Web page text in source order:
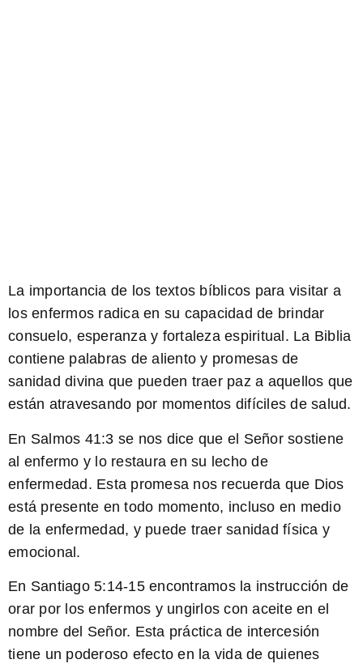
La importancia de los textos bíblicos para visitar a
los enfermos radica en su capacidad de brindar
consuelo, esperanza y fortaleza espiritual. La Biblia
contiene palabras de aliento y promesas de
sanidad divina que pueden traer paz a aquellos que
están atravesando por momentos difíciles de salud.
En Salmos 41:3 se nos dice que el Señor sostiene
al enfermo y lo restaura en su lecho de
enfermedad. Esta promesa nos recuerda que Dios
está presente en todo momento, incluso en medio
de la enfermedad, y puede traer sanidad física y
emocional.
En Santiago 5:14-15encontramos la instrucción de
orar por los enfermos y ungirlos con aceite en el
nombre del Señor. Esta práctica de intercesión
tiene un poderoso efecto en la vida de quienes